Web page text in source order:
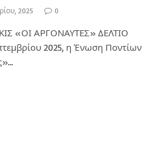
2025 0
«ΟΙ ΑΡΓΟΝΑΥΤΕΣ» ΔΕΛΤΙΟ
2025, η Ένωση Ποντίων